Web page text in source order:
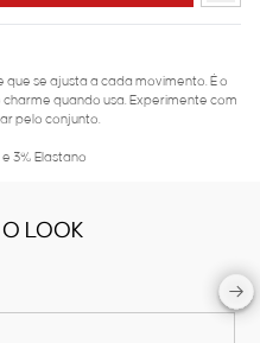
se ajusta a cada movimento. É o
quando usa. Experimente com
pelo conjunto.
3% Elastano
LOOK